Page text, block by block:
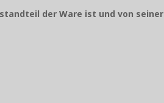
der Ware ist und von seiner